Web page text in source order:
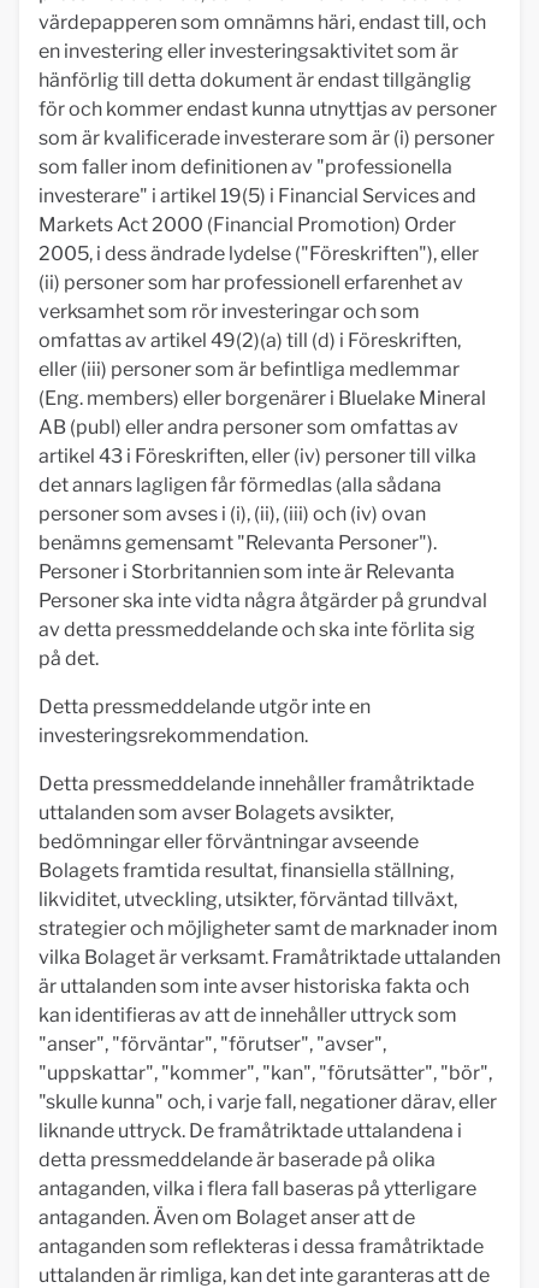
värdepapperen som omnämns häri, endast till, och
en investering eller investeringsaktivitet som är
hänförlig till detta dokument är endast tillgänglig
för och kommer endast kunna utnyttjas av personer
som är kvalificerade investerare som är (i) personer
som faller inom definitionen av "professionella
investerare" i artikel 19(5) i Financial Services and
Markets Act 2000 (Financial Promotion) Order
2005, i dess ändrade lydelse ("Föreskriften"), eller
(ii) personer som har professionell erfarenhet av
verksamhet som rör investeringar och som
omfattas av artikel 49(2)(a) till (d) i Föreskriften,
eller (iii) personer som är befintliga medlemmar
(Eng. members) eller borgenärer i Bluelake Mineral
AB (publ) eller andra personer som omfattas av
artikel 43 i Föreskriften, eller (iv) personer till vilka
det annars lagligen får förmedlas (alla sådana
personer som avses i (i), (ii), (iii) och (iv) ovan
benämns gemensamt "Relevanta Personer").
Personer i Storbritannien som inte är Relevanta
Personer ska inte vidta några åtgärder på grundval
av detta pressmeddelande och ska inte förlita sig
på det.
Detta pressmeddelande utgör inte en
investeringsrekommendation.
Detta pressmeddelande innehåller framåtriktade
uttalanden som avser Bolagets avsikter,
bedömningar eller förväntningar avseende
Bolagets framtida resultat, finansiella ställning,
likviditet, utveckling, utsikter, förväntad tillväxt,
strategier och möjligheter samt de marknader inom
vilka Bolaget är verksamt. Framåtriktade uttalanden
är uttalanden som inte avser historiska fakta och
kan identifieras av att de innehåller uttryck som
"anser", "förväntar", "förutser", "avser",
"uppskattar", "kommer", "kan", "förutsätter", "bör",
"skulle kunna" och, i varje fall, negationer därav, eller
liknande uttryck. De framåtriktade uttalandena i
detta pressmeddelande är baserade på olika
antaganden, vilka i flera fall baseras på ytterligare
antaganden. Även om Bolaget anser att de
antaganden som reflekteras i dessa framåtriktade
uttalanden är rimliga, kan det inte garanteras att de